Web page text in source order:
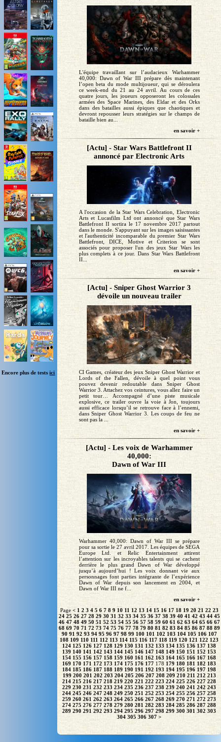
Encore plus de testsici
L'équipe travaillant sur l’audacieux Warhammer
40,000: Dawn of War III prépare dès maintenant
l’open beta du mode multijoueur, qui se déroulera
ce week-end du 21 au 24 avril. Au cours de ces
quatre jours, les joueurs opposeront les colossales
armées des Space Marines, des Eldar et des Orks
dans des batailles aussi épiques que chaotiques et
devront repousser leurs stratégies sur le champs de
bataille bien au...
en savoir +
[Actu] - Star Wars Battlefront II
annoncé par Electronic Arts
A l'occasion de la Star Wars Celebration, Electronic
Arts et Lucasfilm Ltd ont annoncé que Star Wars
Battlefront II sortira le 17 novembre 2017 partout
dans le monde. S'appuyant sur les images saisissantes
et l'authenticité incomparable du premier Star Wars
Battlefront, DICE, Motive et Criterion se sont
associés pour proposer l'un des jeux Star Wars les
plus complets à ce jour. Dans Star Wars Battlefront
II...
en savoir +
[Actu] - Sniper Ghost Warrior 3
dévoile un nouveau trailer
CI Games, créateur des jeux Sniper Ghost Warrior et
Lords of the Fallen, dévoile à quel point vous
pouvez devenir redoutable dans Sniper Ghost
Warrior 3. Attachez vos ceintures, vous allez faire un
petit tour… Accompagné d’une piste musicale
explosive, ce trailer ouvre la voie à Jon, toujours
aussi efficace lorsqu’il se retrouve face à l’ennemi,
dans Sniper Ghost Warrior 3. Les coups de feu ne
sont pas la ...
en savoir +
[Actu] - Les voix de Warhammer
40,000:
Dawn of War III
Warhammer 40,000: Dawn of War III se prépare
pour sa sortie le 27 avril 2017. Les équipes de SEGA
Europe Ltd. et Relic Entertainment attirent
l’attention sur les incroyables talents qui se cachent
derrière le plus grand Dawn of War développé
jusqu’à aujourd’hui ! Les voix donnant vie aux
personnages font parties intégrante de l’expérience
Dawn of War depuis son lancement en 2004, et
Dawn of War III ne f...
en savoir +
Page < 1 2 3 4 5 6 7 8 9 10 11 12 13 14 15 16 17 18 19 20 21 22 23
24 25 26 27 28 29 30 31 32 33 34 35 36 37 38 39 40 41 42 43 44 45
46 47 48 49 50 51 52 53 54 55 56 57 58 59 60 61 62 63 64 65 66 67
68 69 70 71 72 73 74 75 76 77 78 79 80 81 82 83 84 85 86 87 88 89
90 91 92 93 94 95 96 97 98 99 100 101 102 103 104 105 106 107
108 109 110 111 112 113 114 115 116 117 118 119 120 121 122 123
124 125 126 127 128 129 130 131 132 133 134 135 136 137 138
139 140 141 142 143 144 145 146 147 148 149 150 151 152 153
154 155 156 157 158 159 160 161 162 163 164 165 166 167 168
169 170 171 172 173 174 175 176 177 178 179 180 181 182 183
184 185 186 187 188 189 190 191 192 193 194 195 196 197 198
199 200 201 202 203 204 205 206 207 208 209 210 211 212 213
214 215 216 217 218 219 220 221 222 223 224 225 226 227 228
229 230 231 232 233 234 235 236 237 238 239 240 241 242 243
244 245 246 247 248 249 250 251 252 253 254 255 256 257 258
259 260 261 262 263 264 265 266 267 268 269 270 271 272 273
274 275 276 277 278 279 280 281 282 283 284 285 286 287 288
289 290 291 292 293 294 295 296 297 298 299 300 301 302 303
304 305 306 307 >